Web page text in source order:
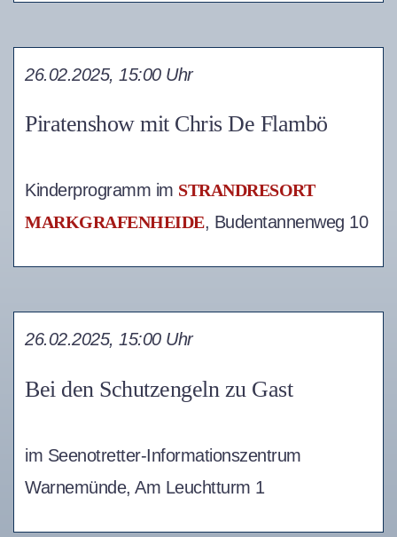
Piratenshow mit Chris De Flambö
26.02.2025, 15:00 Uhr
Kinderprogramm im STRANDRESORT
MARKGRAFENHEIDE, Budentannenweg 10
Bei den Schutzengeln zu Gast
26.02.2025, 15:00 Uhr
im Seenotretter-Informationszentrum
Warnemünde, Am Leuchtturm 1